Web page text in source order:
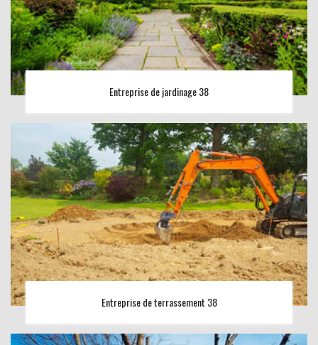
Entreprise de jardinage 38
Entreprise de terrassement 38